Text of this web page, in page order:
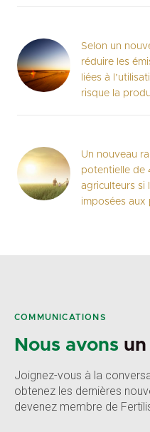
Selon un
réduire les
liées à
risque la
Un nouveau
potentielle de
agriculteurs si
imposées aux
COMMUNICATIONS
Nous avons
Joignez-vous à la
obtenez les dernières
devenez membre de